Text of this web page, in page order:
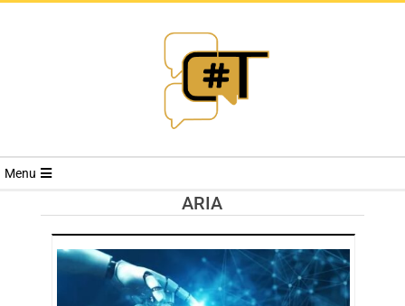
RIVISTA
TRENDS
Menu
ARIA